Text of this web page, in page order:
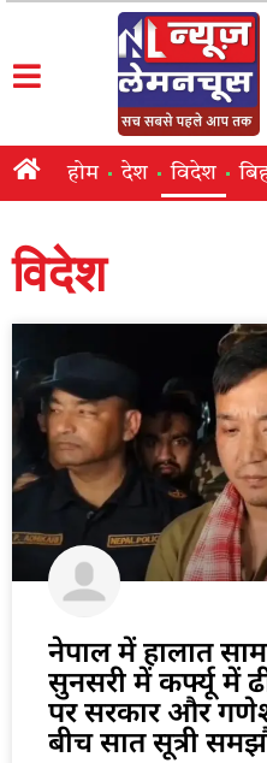
होम देश विदेश
विदेश
नेपाल में हालात
सुनसरी में कर्फ्यू में
पर सरकार और
बीच सात सूत्री